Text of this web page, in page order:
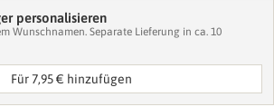
personalisieren
Wunschnamen. Separate Lieferung in ca. 10
Für 7,95 € hinzufügen